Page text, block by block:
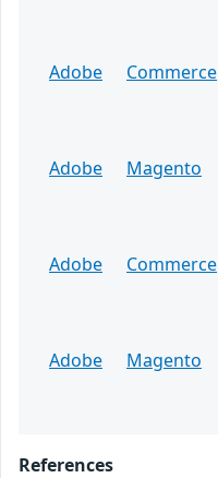
Adobe
Commerce
Adobe
Magento
Adobe
Commerce
Adobe
Magento
References